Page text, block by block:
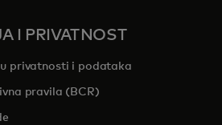
I PRIVATNOST
privatnosti i podataka
pravila (BCR)